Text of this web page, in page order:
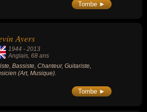
suivi le chemin stylistique tracé par La
Tombe ►
Ayers
1944 - 2013
Anglais, 68 ans
Bassiste, Chanteur, Guitariste,
(Art, Musique).
Tombe ►